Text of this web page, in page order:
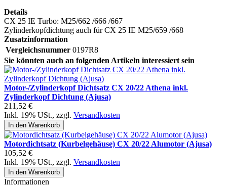
Details
CX 25 IE Turbo: M25/662 /666 /667
Zylinderkopfdichtung auch für CX 25 IE M25/659 /668
Zusatzinformation
Vergleichsnummer 0197R8
Sie könnten auch an folgenden Artikeln interessiert sein
Motor-/Zylinderkopf Dichtsatz CX 20/22 Athena inkl.
Zylinderkopf Dichtung (Ajusa)
211,52 €
Inkl. 19% USt., zzgl. Versandkosten
In den Warenkorb
Motordichtsatz (Kurbelgehäuse) CX 20/22 Alumotor (Ajusa)
105,52 €
Inkl. 19% USt., zzgl. Versandkosten
In den Warenkorb
Informationen